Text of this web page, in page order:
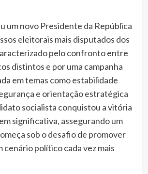
um novo Presidente da República
eleitorais mais disputados dos
pelo confronto entre
distintos e por uma campanha
em temas como estabilidade
e orientação estratégica
socialista conquistou a vitória
significativa, assegurando um
sob o desafio de promover
cenário político cada vez mais